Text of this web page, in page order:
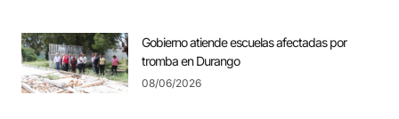
Gobierno atiende escuelas afectadas por
tromba en Durango
08/06/2026